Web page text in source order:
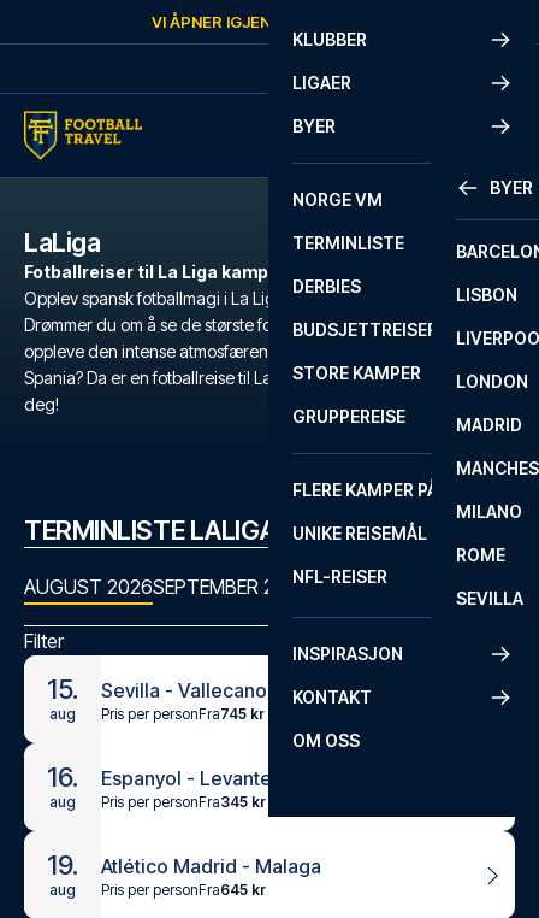
VI ÅPNER IGJEN
KLUBBER
LIGAER
BYER
BYER
LISBON
LONDON
MADRID
MILANO
ROME
SEVILLA
NORGE VM
TERMINLISTE
DERBIES
BUDSJETTREISER
STORE KAMPER
GRUPPEREISE
FLERE KAMPER PÅ ÉN REISE
UNIKE REISEMÅL
NFL-REISER
INSPIRASJON
KONTAKT
OM OSS
LaLiga
Fotballreiser til La Liga kamper
Opplev spansk fotballmagi i La Liga kamper med Football Travel.
Drømmer du om å se de største fotballstjernene i aksjon? Vil du
oppleve den intense atmosfæren på de mest ikoniske stadionene i
Spania? Da er en fotballreise til La Liga det perfekte valget for
deg!
TERMINLISTE LALIGA
AUGUST 2026SEPTEMBER 2026 OKTOBER 2026
Filter
15.
aug
Sevilla - Vallecano
Pris per personFra745 kr
16.
aug
Espanyol - Levante UD
Pris per personFra345 kr
19.
aug
Atlético Madrid - Malaga
Pris per personFra645 kr